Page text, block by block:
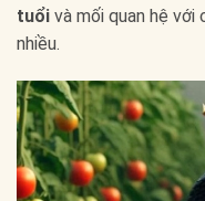
tuổi và mối quan hệ
nhiều.